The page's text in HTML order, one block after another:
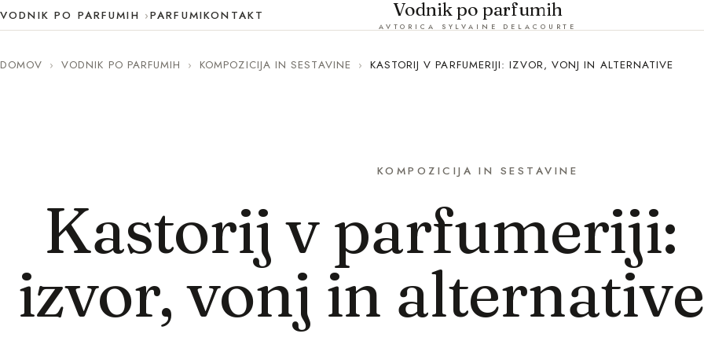
VODNIK PO PARFUMIH PARFUMIKONTAKT Vodnik po parfumih
AVTORICA SYLVAINE DELACOURTE
DOMOV › VODNIK PO PARFUMIH › KOMPOZICIJA IN SESTAVINE › KASTORIJ V PARFUMERIJI: IZVOR, VONJ IN ALTERNATIVE
KOMPOZICIJA IN SESTAVINE
Kastorij v parfumeriji:
izvor, vonj in alternative